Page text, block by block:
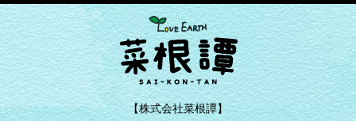
【株式会社菜根譚】